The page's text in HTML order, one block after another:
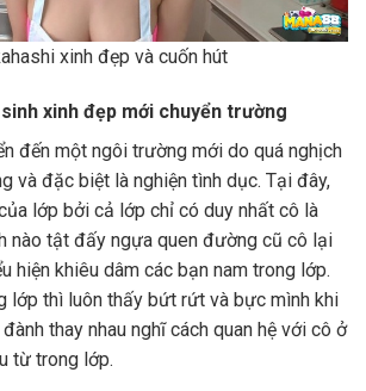
xinh đẹp và cuốn hút
xinh đẹp mới chuyển trường
đến một ngôi trường mới do quá nghịch
và đặc biệt là nghiện tình dục. Tại đây,
lớp bởi cả lớp chỉ có duy nhất cô là
nào tật đấy ngựa quen đường cũ cô lại
hiện khiêu dâm các bạn nam trong lớp.
lớp thì luôn thấy bứt rứt và bực mình khi
thay nhau nghĩ cách quan hệ với cô ở
từ trong lớp.